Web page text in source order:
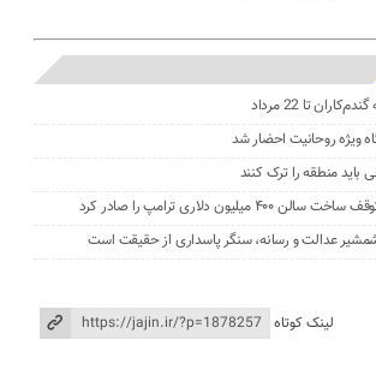
ویژه روحانیت احضار شد
باید منطقه را ترک کنند
میلیون دلاری ترامپ را صادر کرد
شمشیر عدالت و رسانه، سنگر پاسداری از حقیقت است
لینک کوتاه